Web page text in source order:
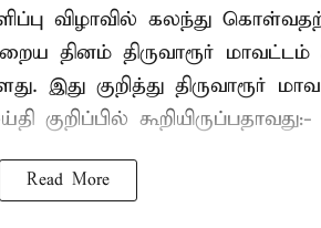
விழாவில் கலந்து
தினம் திருவாரூர் மாவட்டம்
இது குறித்து திருவாரூர்
கூறியிருப்பதாவது:-
Read More